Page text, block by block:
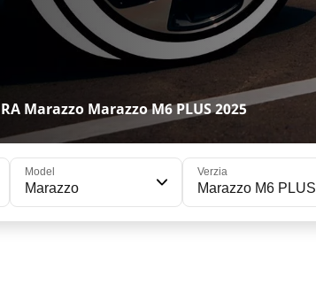
Marazzo Marazzo M6 PLUS 2025
Model
Marazzo
Verzia
Marazzo M6 PLUS